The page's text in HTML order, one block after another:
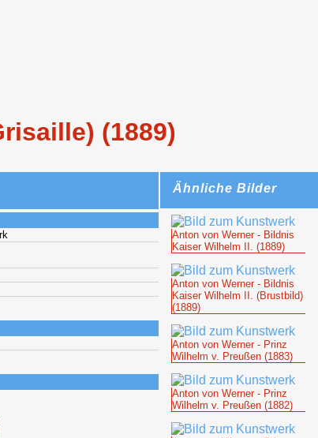
(1889)
Ähnliche Bilder
Anton von Werner - Bildnis
Kaiser Wilhelm II. (1889)
Anton von Werner - Bildnis
Kaiser Wilhelm II. (Brustbild)
(1889)
Anton von Werner - Prinz
Wilhelm v. Preußen (1883)
Anton von Werner - Prinz
Wilhelm v. Preußen (1882)